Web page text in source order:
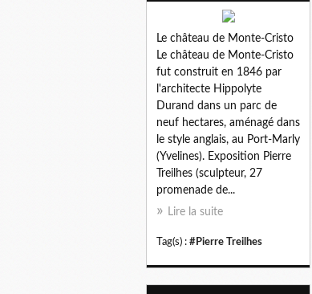
Le château de Monte-Cristo
Le château de Monte-Cristo
fut construit en 1846 par
l'architecte Hippolyte
Durand dans un parc de
neuf hectares, aménagé dans
le style anglais, au Port-Marly
(Yvelines). Exposition Pierre
Treilhes (sculpteur, 27
promenade de...
Lire la suite
Tag(s) : #Pierre Treilhes